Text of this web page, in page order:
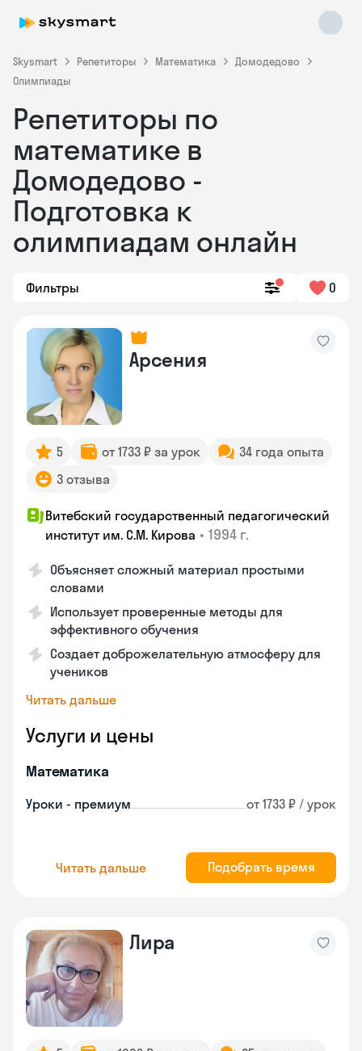
Skysmart Репетиторы Математика
Домодедово
Олимпиады
Репетиторы по
математике в
Домодедово -
Подготовка к
олимпиадам онлайн
Фильтры 0
Арсения
5 от 1733 ₽ за урок
34 года опыта
3 отзыва
Витебский государственный педагогический
институт им. С.М. Кирова • 1994 г.
Объясняет сложный материал простыми
словами
Использует проверенные методы для
эффективного обучения
Создает доброжелательную атмосферу для
учеников
Читать дальше
Услуги и цены
Математика
Уроки - премиум от 1733 ₽ / урок
Читать дальше Подобрать время
Лира
Skysmart Chat
online